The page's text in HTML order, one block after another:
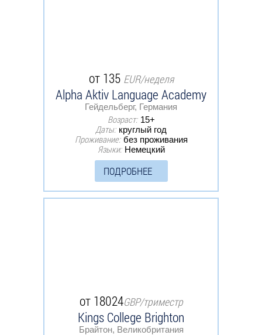
от 135 EUR/неделя
Alpha Aktiv Language Academy
Гейдельберг, Германия
Возраст: 15+
Даты: круглый год
Проживание: без проживания
Языки: Немецкий
ПОДРОБНЕЕ
от 18024GBP/триместр
Kings College Brighton
Брайтон, Великобритания